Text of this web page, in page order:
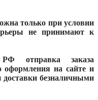
только при условии
не принимают к
отправка заказа
оформления на сайте и
доставки безналичными